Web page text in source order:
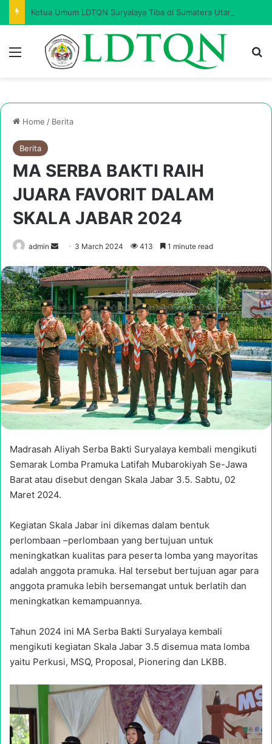
Menu
Home / Berita
Berita
MA SERBA BAKTI RAIH
JUARA FAVORIT DALAM
SKALA JABAR 2024
admin
Send
email
3 March 2024 413 1 minute read
Madrasah Aliyah Serba Bakti Suryalaya kembali mengikuti
Semarak Lomba Pramuka Latifah Mubarokiyah Se-Jawa
Barat atau disebut dengan Skala Jabar 3.5. Sabtu, 02
Maret 2024.
Kegiatan Skala Jabar ini dikemas dalam bentuk
perlombaan –perlombaan yang bertujuan untuk
meningkatkan kualitas para peserta lomba yang mayoritas
adalah anggota pramuka. Hal tersebut bertujuan agar para
anggota pramuka lebih bersemangat untuk berlatih dan
meningkatkan kemampuannya.
Tahun 2024 ini MA Serba Bakti Suryalaya kembali
mengikuti kegiatan Skala Jabar 3.5 disemua mata lomba
yaitu Perkusi, MSQ, Proposal, Pionering dan LKBB.